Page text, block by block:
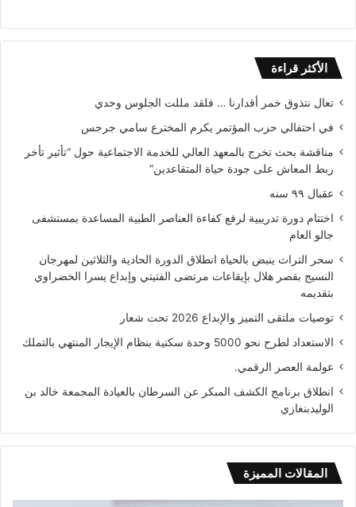
الأكثر قراءة
تعال نتذوق خمر أقدارنا … فلقد مللت الجلوس وحدي
في احتفالي حزب المؤتمر يكرم المخترع سامي جرجس
مناقشة بحث تخرج بالمعهد العالي للخدمة الاجتماعية حول “تأثير تأخر
ربط المعاش على جودة حياة المتقاعدين”
عقبال ٩٩ سنه
اختتام دورة تدريبية لرفع كفاءة العناصر الطبية المساعدة بمستشفى
جالو العام
سحر التراث ينبض بالحياة انطلاق الدورة الحادية والثلاثين لمهرجان
النسيج بقصر هلال بإيقاعات مرتضى الفتيتي وإبداع يسرا الخضراوي
بتقديمه
توصيات ملتقى التميز والإبداع 2026 تحت شعار
الاستعداد لطرح نحو 5000 وحدة سكنية بنظام الإيجار المنتهي بالتملك
عولمة العصر الرقمي.
انطلاق برنامج الكشف المبكر عن السرطان بالعيادة المجمعة خالد بن
الوليدبنغازي
المقالات المميزة